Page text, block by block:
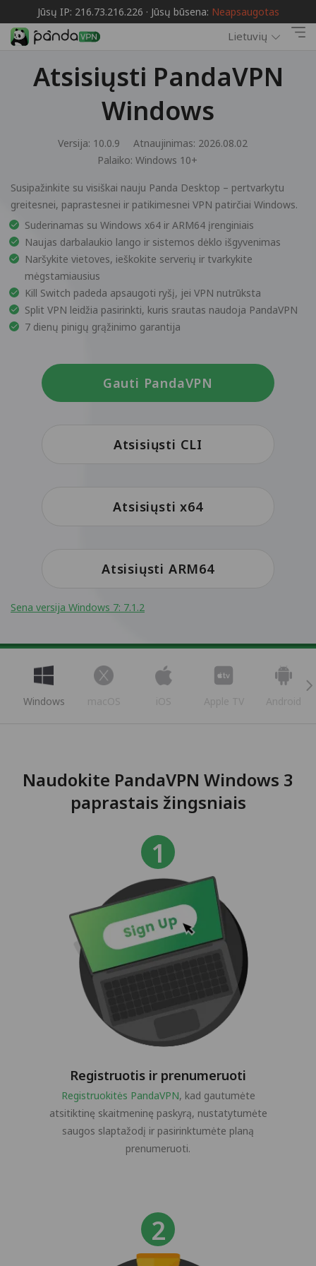
Jūsų IP: 216.73.216.226 · Jūsų būsena: Neapsaugotas
Lietuvių
Atsisiųsti PandaVPN
Windows
Versija: 10.0.9
Atnaujinimas: 2026.08.02
Palaiko: Windows 10+
Susipažinkite su visiškai nauju Panda Desktop – pertvarkytu
greitesnei, paprastesnei ir patikimesnei VPN patirčiai Windows.
Suderinamas su Windows x64 ir ARM64 įrenginiais
Naujas darbalaukio lango ir sistemos dėklo išgyvenimas
Naršykite vietoves, ieškokite serverių ir tvarkykite
mėgstamiausius
Kill Switch padeda apsaugoti ryšį, jei VPN nutrūksta
Split VPN leidžia pasirinkti, kuris srautas naudoja PandaVPN
7 dienų pinigų grąžinimo garantija
Gauti PandaVPN
Atsisiųsti CLI
Atsisiųsti x64
Atsisiųsti ARM64
Sena versija Windows 7: 7.1.2
Windows macOS iOS Apple TV Android
Naudokite PandaVPN Windows 3
paprastais žingsniais
Registruotis ir prenumeruoti
Registruokitės PandaVPN, kad gautumėte
atsitiktinę skaitmeninę paskyrą, nustatytumėte
saugos slaptažodį ir pasirinktumėte planą
prenumeruoti.